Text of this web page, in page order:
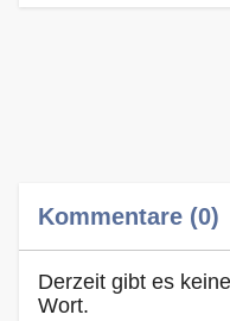
Kommentare (0)
Derzeit gibt es
Wort.